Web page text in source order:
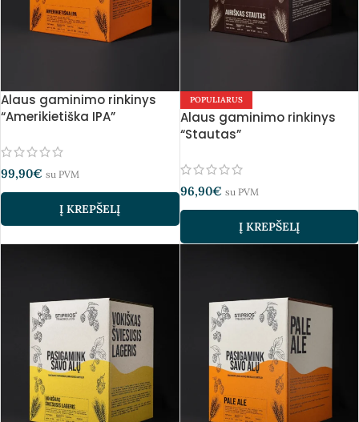
Alaus gaminimo rinkinys
“Amerikietiška IPA”
99,90€ su PVM
Į KREPŠELĮ
POPULIARUS
Alaus gaminimo rinkinys
“Stautas”
96,90€ su PVM
Į KREPŠELĮ